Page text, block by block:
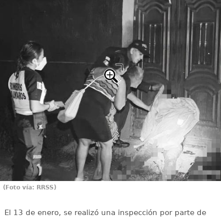
(Foto vía: RRSS)
El 13 de enero, se realizó una inspección por parte de